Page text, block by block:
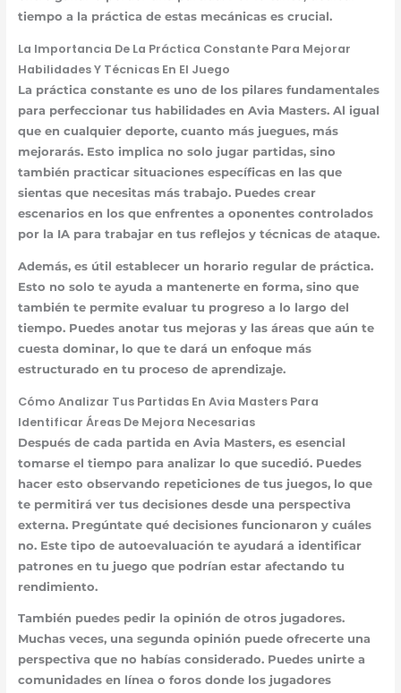
tiempo a la práctica de estas mecánicas es crucial.
La Importancia De La Práctica Constante Para Mejorar
Habilidades Y Técnicas En El Juego
La práctica constante es uno de los pilares fundamentales
para perfeccionar tus habilidades en Avia Masters. Al igual
que en cualquier deporte, cuanto más juegues, más
mejorarás. Esto implica no solo jugar partidas, sino
también practicar situaciones específicas en las que
sientas que necesitas más trabajo. Puedes crear
escenarios en los que enfrentes a oponentes controlados
por la IA para trabajar en tus reflejos y técnicas de ataque.
Además, es útil establecer un horario regular de práctica.
Esto no solo te ayuda a mantenerte en forma, sino que
también te permite evaluar tu progreso a lo largo del
tiempo. Puedes anotar tus mejoras y las áreas que aún te
cuesta dominar, lo que te dará un enfoque más
estructurado en tu proceso de aprendizaje.
Cómo Analizar Tus Partidas En Avia Masters Para
Identificar Áreas De Mejora Necesarias
Después de cada partida en Avia Masters, es esencial
tomarse el tiempo para analizar lo que sucedió. Puedes
hacer esto observando repeticiones de tus juegos, lo que
te permitirá ver tus decisiones desde una perspectiva
externa. Pregúntate qué decisiones funcionaron y cuáles
no. Este tipo de autoevaluación te ayudará a identificar
patrones en tu juego que podrían estar afectando tu
rendimiento.
También puedes pedir la opinión de otros jugadores.
Muchas veces, una segunda opinión puede ofrecerte una
perspectiva que no habías considerado. Puedes unirte a
comunidades en línea o foros donde los jugadores